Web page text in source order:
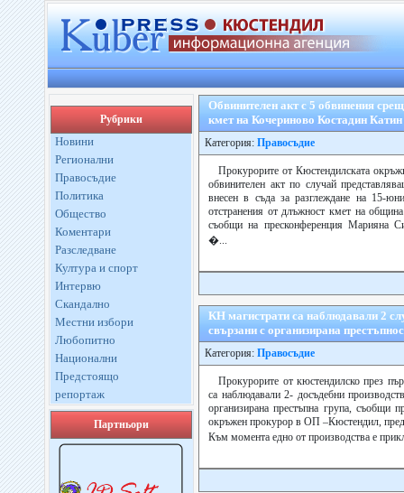
Рубрики
Новини
Регионални
Правосъдие
Политика
Общество
Коментари
Разследване
Култура и спорт
Интервю
Скандално
Местни избори
Любопитно
Национални
Предстоящо
репортаж
Партньори
Обвинителен акт с 5 обвинения
кмет на Кочериново Костадин Катин
Категория: Правосъдие
Прокурорите от Кюстендилската
обвинителен акт по случай
внесен в съда за разглеждане на 15-
отстранения от длъжност кмет на
съобщи на пресконференция Марияна
�...
КН магистрати са наблюдавали 2
свързани с организирана
Категория: Правосъдие
Прокурорите от кюстендилско през
са наблюдавали 2- досъдебни
организирана престъпна група, съобщи
окръжен прокурор в ОП –Кюстендил,
Към момента едно от производства е